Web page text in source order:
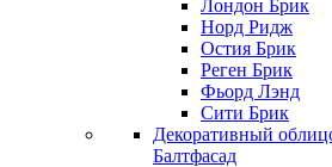
Лондон Брик
Норд Ридж
Остия Брик
Реген Брик
Фьорд Лэнд
Сити Брик
Декоративный
Балтфасад